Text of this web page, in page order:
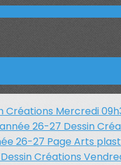
Créations Mercredi
26-27 Dessin
26-27 Page Arts
Dessin Créations